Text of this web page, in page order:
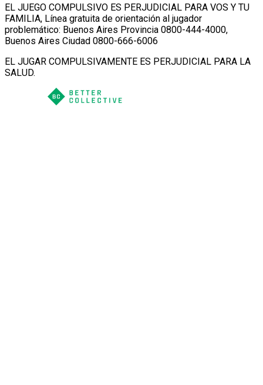
EL JUEGO COMPULSIVO ES PERJUDICIAL PARA VOS Y TU
FAMILIA, Línea gratuita de orientación al jugador
problemático: Buenos Aires Provincia 0800-444-4000,
Buenos Aires Ciudad 0800-666-6006
EL JUGAR COMPULSIVAMENTE ES PERJUDICIAL PARA LA
SALUD.